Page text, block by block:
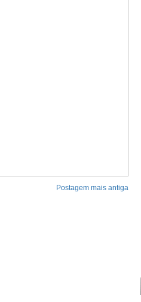
Postagem mais antiga